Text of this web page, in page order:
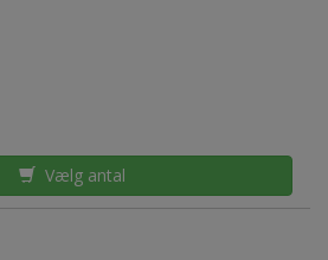
Vælg antal